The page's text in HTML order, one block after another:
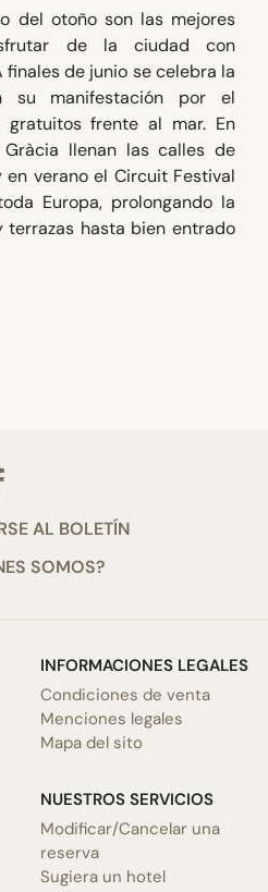
del otoño son las mejores
de la ciudad con
de junio se celebra la
su manifestación por el
gratuitos frente al mar. En
llenan las calles de
verano el Circuit Festival
Europa, prolongando la
hasta bien entrado
AL BOLETÍN
SOMOS?
INFORMACIONES LEGALES
Condiciones de venta
Menciones legales
Mapa del sito
NUESTROS SERVICIOS
Modificar/Cancelar una
reserva
Sugiera un hotel